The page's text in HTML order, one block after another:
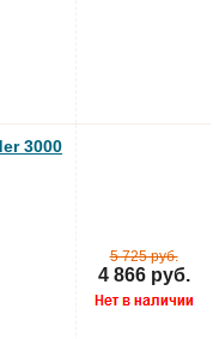
3000
5 725 руб.
4 866 руб.